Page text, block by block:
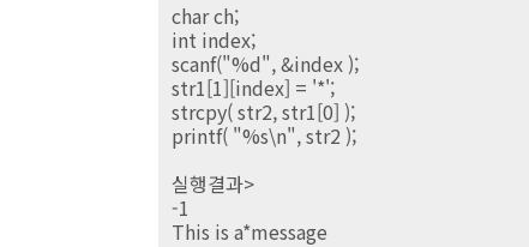
char ch;
int index;
scanf("%d", &index );
str1[1][index] = '*';
strcpy( str2, str1[0] );
printf( "%s\n", str2 );
실행결과>
-1
This is a*message